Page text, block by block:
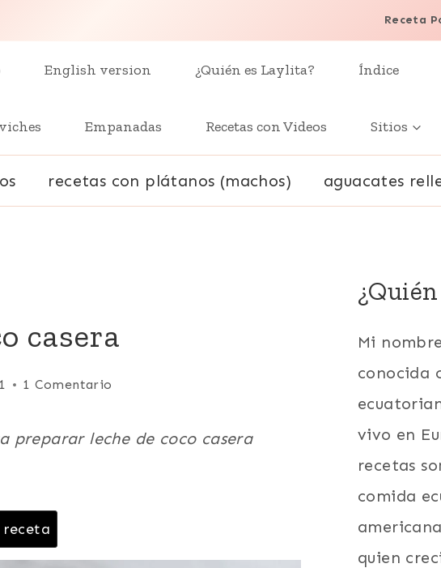
Receta
English version ¿Quién es Laylita? Índice
Empanadas Recetas con Videos Sitios
recetas con plátanos (machos) aguacates
casera
1 Comentario
preparar leche de coco casera
receta
Mi
conocida
vivo en
recetas
comida
quien